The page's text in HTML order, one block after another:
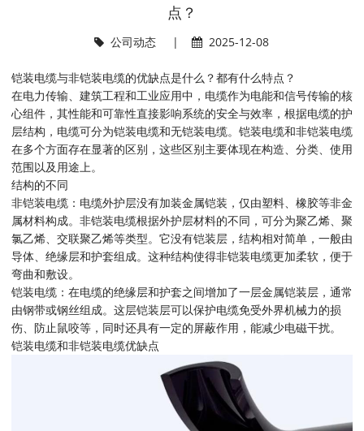
点？
公司动态 | 2025-12-08
铠装电缆与非铠装电缆的优缺点是什么？都有什么特点？
在电力传输、建筑工程和工业应用中，电缆作为电能和信号传输的核
心组件，其性能和可靠性直接影响系统的安全与效率，根据电缆的护
层结构，电缆可分为铠装电缆和无铠装电缆。铠装电缆和非铠装电缆
在多个方面存在显著的区别，这些区别主要体现在构造、分类、使用
范围以及用途上。
结构的不同
非铠装电缆：电缆外护层没有加装金属铠装，仅由塑料、橡胶等非金
属材料构成。非铠装电缆根据外护层材料的不同，可分为聚乙烯、聚
氯乙烯、交联聚乙烯等类型。它没有铠装层，结构相对简单，一般由
导体、绝缘层和护套组成。这种结构使得非铠装电缆更加柔软，便于
弯曲和敷设。
铠装电缆：在电缆的绝缘层和护套之间增加了一层金属铠装层，通常
由钢带或钢丝组成。这层铠装层可以保护电缆免受外界机械力的损
伤、防止鼠咬等，同时还具有一定的屏蔽作用，能减少电磁干扰。
铠装电缆和非铠装电缆优缺点